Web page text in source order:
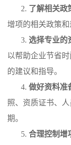
2. 了解相关政
增项的相关政策和
3. 选择专业的
以帮助企业节省
的建议和指导。
4. 做好资料准
照、资质证书、
期。
5. 合理控制增